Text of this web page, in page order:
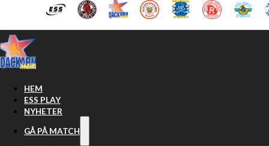
Hoppa till huvudinnehåll Hoppa till sidfot
HEM
ESS PLAY
NYHETER
GÅ PÅ MATCH